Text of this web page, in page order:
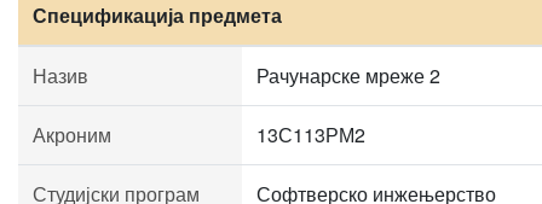
Спецификација предмета
Назив Рачунарске мреже 2
Акроним 13С113РМ2
Студијски програм Софтверско инжењерство